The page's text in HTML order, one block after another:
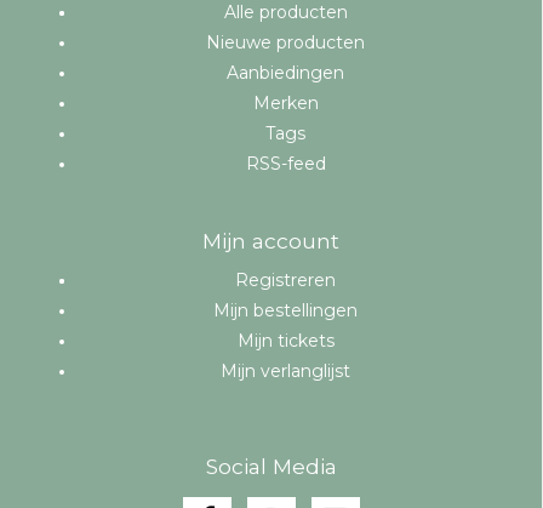
Alle producten
Nieuwe producten
Aanbiedingen
Merken
Tags
RSS-feed
Mijn account
Registreren
Mijn bestellingen
Mijn tickets
Mijn verlanglijst
Social Media